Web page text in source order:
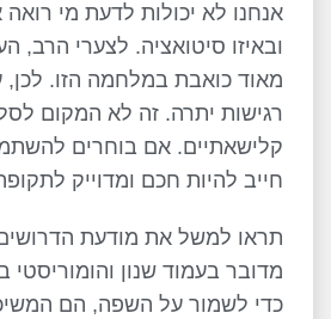
אנחנו לא יכולות לדעת מי
ובאיזו סיטואציה. לצערי הרב,
מאוד כואבת במלחמה הזו. לכן,
רגישות יתרה. זה לא המקום
קלישאתיים. אם בוחרים
חייב להיות חכם ומדוייק
תראו למשל את מודעת
מדובר בעמוד שנון והומוריסטי
כדי לשמור על השפה, הם